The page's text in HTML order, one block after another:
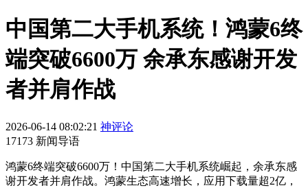
中国第二大手机系统！鸿蒙6终
端突破6600万 余承东感谢开发
者并肩作战
2026-06-14 08:02:21 神评论
17173 新闻导语
鸿蒙6终端突破6600万！中国第二大手机系统崛起，余承东感
谢开发者并肩作战。鸿蒙生态高速增长，应用下载量超2亿，